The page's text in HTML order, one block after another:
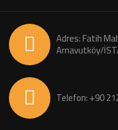
Adres: Fatih
Arnavutköy/
Telefon: +90